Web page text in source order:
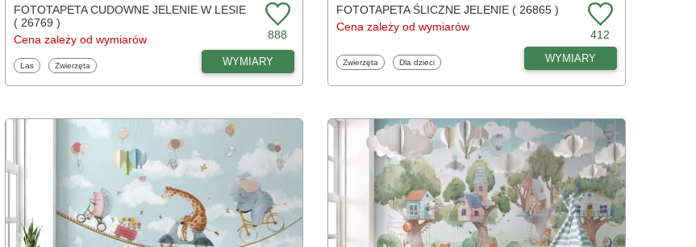
FOTOTAPETA CUDOWNE JELENIE W LESIE
( 26769 )
Cena zależy od wymiarów
888
Fototapety
Las Fototapety
Zwierzęta WYMIARY
FOTOTAPETA ŚLICZNE JELENIE ( 26865 )
Cena zależy od wymiarów
412
Fototapety
Zwierzęta Fototapety
Dla dzieci WYMIARY